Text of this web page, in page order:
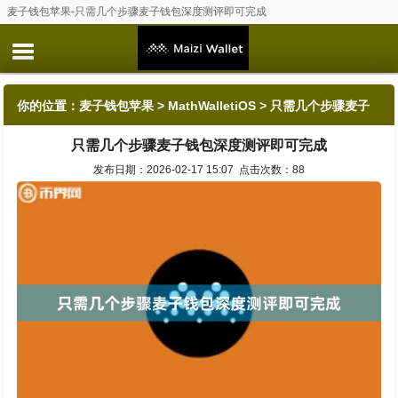
麦子钱包苹果-只需几个步骤麦子钱包深度测评即可完成
你的位置： 麦子钱包苹果 > MathWalletiOS > 只需几个步骤麦子
钱包深度测评即可完成
只需几个步骤麦子钱包深度测评即可完成
发布日期：2026-02-17 15:07 点击次数：88